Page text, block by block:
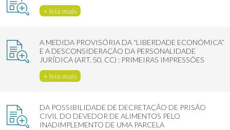
+ leia mais
A MEDIDA PROVISÓRIA DA “LIBERDADE ECONÔMICA”
E A DESCONSIDERAÇÃO DA PERSONALIDADE
JURÍDICA (ART. 50, CC) : PRIMEIRAS IMPRESSÕES
+ leia mais
DA POSSIBILIDADE DE DECRETAÇÃO DE PRISÃO
CIVIL DO DEVEDOR DE ALIMENTOS PELO
INADIMPLEMENTO DE UMA PARCELA